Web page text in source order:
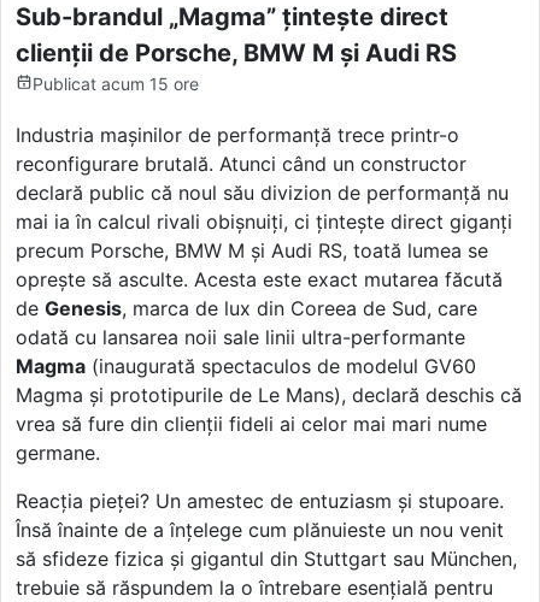
Sub-brandul „Magma” țintește direct
clienții de Porsche, BMW M și Audi RS
Publicat acum 15 ore
Industria mașinilor de performanță trece printr-o
reconfigurare brutală. Atunci când un constructor
declară public că noul său divizion de performanță nu
mai ia în calcul rivali obișnuiți, ci țintește direct giganți
precum Porsche, BMW M și Audi RS, toată lumea se
oprește să asculte. Acesta este exact mutarea făcută
de Genesis, marca de lux din Coreea de Sud, care
odată cu lansarea noii sale linii ultra-performante
Magma (inaugurată spectaculos de modelul GV60
Magma și prototipurile de Le Mans), declară deschis că
vrea să fure din clienții fideli ai celor mai mari nume
germane.
Reacția pieței? Un amestec de entuziasm și stupoare.
Însă înainte de a înțelege cum plănuieste un nou venit
să sfideze fizica și gigantul din Stuttgart sau München,
trebuie să răspundem la o întrebare esențială pentru